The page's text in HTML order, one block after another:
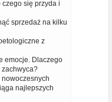
się przyda i
sprzedaż na kilku
z
emocje. Dlaczego
zachwyca?
najlepszych